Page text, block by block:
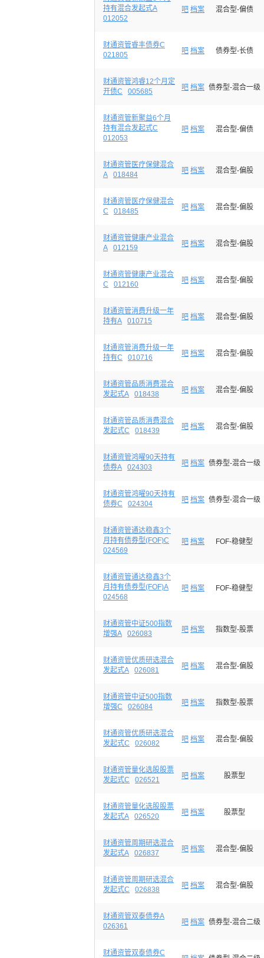
持有混合发起式A
012052
吧 档案 混合型-偏债
财通资管睿丰债券C
021805
吧 档案 债券型-长债
财通资管鸿睿12个月定
开债C
005685 吧 档案 债券型-混合一级
财通资管新聚益6个月
持有混合发起式C
012053
吧 档案 混合型-偏债
财通资管医疗保健混合
A
018484 吧 档案 混合型-偏股
财通资管医疗保健混合
C
018485 吧 档案 混合型-偏股
财通资管健康产业混合
A
012159 吧 档案 混合型-偏股
财通资管健康产业混合
C
012160 吧 档案 混合型-偏股
财通资管消费升级一年
持有A
010715 吧 档案 混合型-偏股
财通资管消费升级一年
持有C
010716 吧 档案 混合型-偏股
财通资管品质消费混合
发起式A
018438 吧 档案 混合型-偏股
财通资管品质消费混合
发起式C
018439 吧 档案 混合型-偏股
财通资管鸿曜90天持有
债券A
024303 吧 档案 债券型-混合一级
财通资管鸿曜90天持有
债券C
024304 吧 档案 债券型-混合一级
财通资管通达稳鑫3个
月持有债券型(FOF)C
024569
吧 档案 FOF-稳健型
财通资管通达稳鑫3个
月持有债券型(FOF)A
024568
吧 档案 FOF-稳健型
财通资管中证500指数
增强A
026083 吧 档案 指数型-股票
财通资管优质研选混合
发起式A
026081 吧 档案 混合型-偏股
财通资管中证500指数
增强C
026084 吧 档案 指数型-股票
财通资管优质研选混合
发起式C
026082 吧 档案 混合型-偏股
财通资管量化选股股票
发起式C
026521 吧 档案 股票型
财通资管量化选股股票
发起式A
026520 吧 档案 股票型
财通资管周期研选混合
发起式A
026837 吧 档案 混合型-偏股
财通资管周期研选混合
发起式C
026838 吧 档案 混合型-偏股
财通资管双泰债券A
026361
吧 档案 债券型-混合二级
财通资管双泰债券C